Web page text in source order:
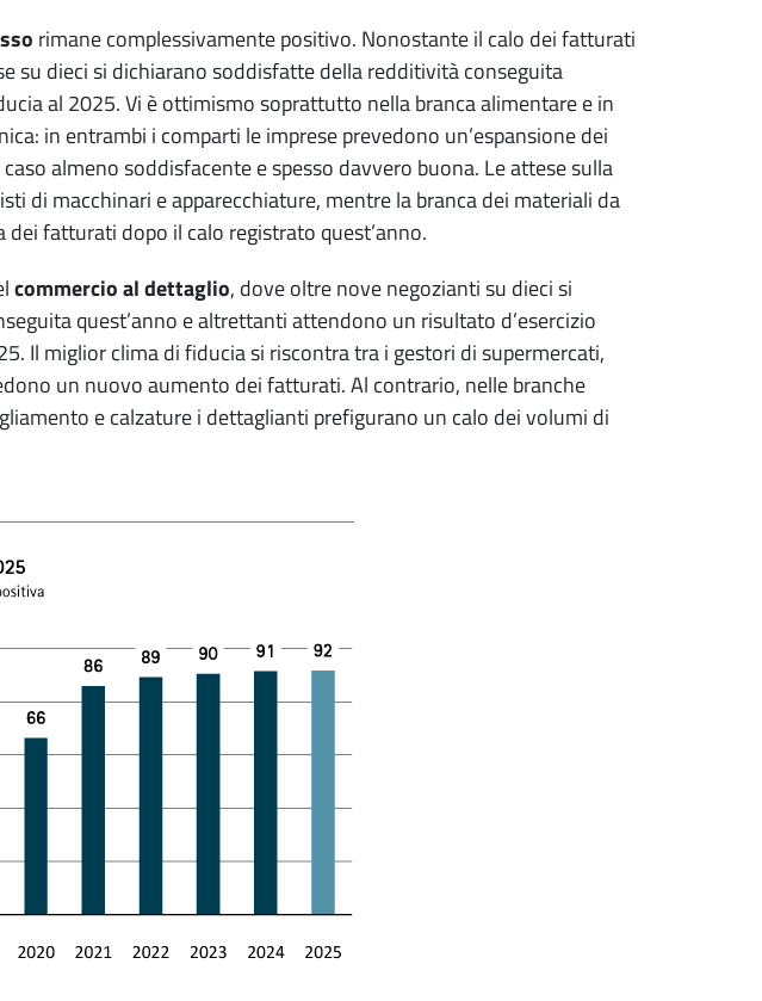
rimane complessivamente positivo. Nonostante il calo dei fatturati
su dieci si dichiarano soddisfatte della redditività conseguita
al 2025. Vi è ottimismo soprattutto nella branca alimentare e in
in entrambi i comparti le imprese prevedono un’espansione dei
almeno soddisfacente e spesso davvero buona. Le attese sulla
di macchinari e apparecchiature, mentre la branca dei materiali da
fatturati dopo il calo registrato quest’anno.
commercio al dettaglio, dove oltre nove negozianti su dieci si
quest’anno e altrettanti attendono un risultato d’esercizio
Il miglior clima di fiducia si riscontra tra i gestori di supermercati,
un nuovo aumento dei fatturati. Al contrario, nelle branche
e calzature i dettaglianti prefigurano un calo dei volumi di